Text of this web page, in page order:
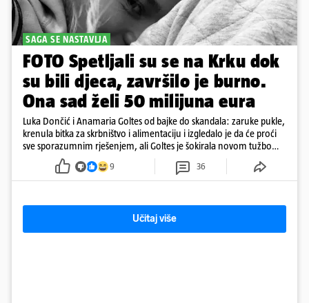
SAGA SE NASTAVLJA
FOTO Spetljali su se na Krku dok
su bili djeca, završilo je burno.
Ona sad želi 50 milijuna eura
Luka Dončić i Anamaria Goltes od bajke do skandala: zaruke pukle,
krenula bitka za skrbništvo i alimentaciju i izgledalo je da će proći
sve sporazumnim rješenjem, ali Goltes je šokirala novom tužbom
u Sloveniji
9 36
Učitaj više